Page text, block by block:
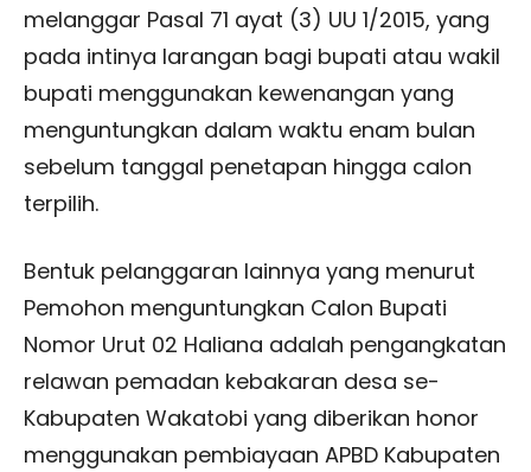
melanggar Pasal 71 ayat (3) UU 1/2015, yang
pada intinya larangan bagi bupati atau wakil
bupati menggunakan kewenangan yang
menguntungkan dalam waktu enam bulan
sebelum tanggal penetapan hingga calon
terpilih.
Bentuk pelanggaran lainnya yang menurut
Pemohon menguntungkan Calon Bupati
Nomor Urut 02 Haliana adalah pengangkatan
relawan pemadan kebakaran desa se-
Kabupaten Wakatobi yang diberikan honor
menggunakan pembiayaan APBD Kabupaten